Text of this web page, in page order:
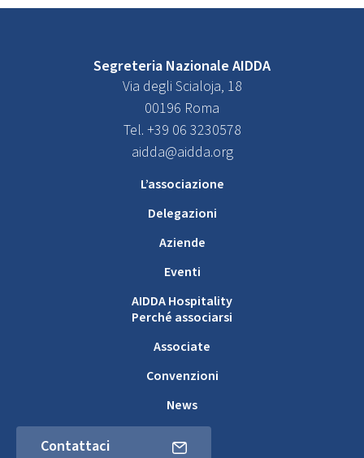
Segreteria Nazionale AIDDA
Via degli Scialoja, 18
00196 Roma
Tel. +39 06 3230578
aidda@aidda.org
L’associazione
Delegazioni
Aziende
Eventi
AIDDA Hospitality
Perché associarsi
Associate
Convenzioni
News
Contattaci